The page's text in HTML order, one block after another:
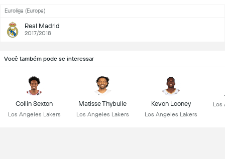
Euroliga (Europa)
Real Madrid
2017/2018
Você também pode se interessar
Collin Sexton
Los Angeles Lakers
Matisse Thybulle
Los Angeles Lakers
Kevon Looney
Los Angeles Lakers
Los